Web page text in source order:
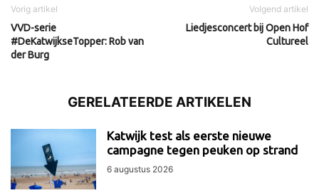
Vorig artikel
VVD-serie
#DeKatwijkseTopper: Rob van
der Burg
Volgend artikel
Liedjesconcert bij Open Hof
Cultureel
GERELATEERDE ARTIKELEN
Katwijk test als eerste nieuwe
campagne tegen peuken op strand
6 augustus 2026